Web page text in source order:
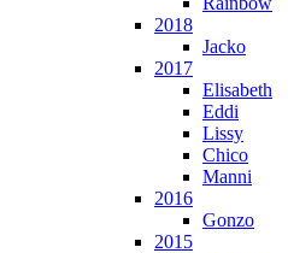
2018
Jacko
2017
Elisabeth
Eddi
Lissy
Chico
Manni
2016
Gonzo
2015